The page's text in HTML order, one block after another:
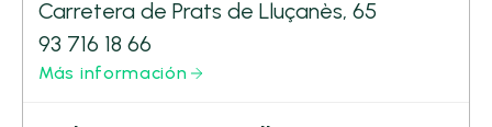
Carretera de Prats de Lluçanès, 65
93 716 18 66
Más información